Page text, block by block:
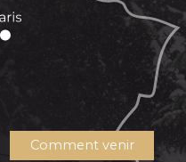
Comment venir